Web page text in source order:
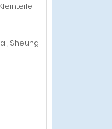
Sheung